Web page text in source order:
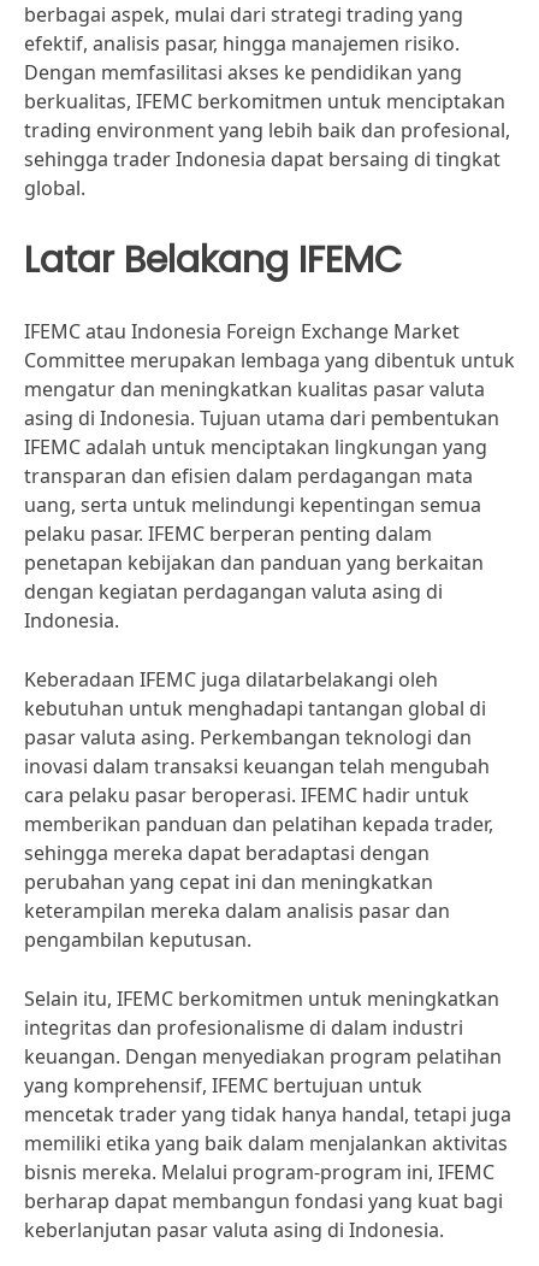
berbagai aspek, mulai dari strategi trading yang
efektif, analisis pasar, hingga manajemen risiko.
Dengan memfasilitasi akses ke pendidikan yang
berkualitas, IFEMC berkomitmen untuk menciptakan
trading environment yang lebih baik dan profesional,
sehingga trader Indonesia dapat bersaing di tingkat
global.
Latar Belakang IFEMC
IFEMC atau Indonesia Foreign Exchange Market
Committee merupakan lembaga yang dibentuk untuk
mengatur dan meningkatkan kualitas pasar valuta
asing di Indonesia. Tujuan utama dari pembentukan
IFEMC adalah untuk menciptakan lingkungan yang
transparan dan efisien dalam perdagangan mata
uang, serta untuk melindungi kepentingan semua
pelaku pasar. IFEMC berperan penting dalam
penetapan kebijakan dan panduan yang berkaitan
dengan kegiatan perdagangan valuta asing di
Indonesia.
Keberadaan IFEMC juga dilatarbelakangi oleh
kebutuhan untuk menghadapi tantangan global di
pasar valuta asing. Perkembangan teknologi dan
inovasi dalam transaksi keuangan telah mengubah
cara pelaku pasar beroperasi. IFEMC hadir untuk
memberikan panduan dan pelatihan kepada trader,
sehingga mereka dapat beradaptasi dengan
perubahan yang cepat ini dan meningkatkan
keterampilan mereka dalam analisis pasar dan
pengambilan keputusan.
Selain itu, IFEMC berkomitmen untuk meningkatkan
integritas dan profesionalisme di dalam industri
keuangan. Dengan menyediakan program pelatihan
yang komprehensif, IFEMC bertujuan untuk
mencetak trader yang tidak hanya handal, tetapi juga
memiliki etika yang baik dalam menjalankan aktivitas
bisnis mereka. Melalui program-program ini, IFEMC
berharap dapat membangun fondasi yang kuat bagi
keberlanjutan pasar valuta asing di Indonesia.